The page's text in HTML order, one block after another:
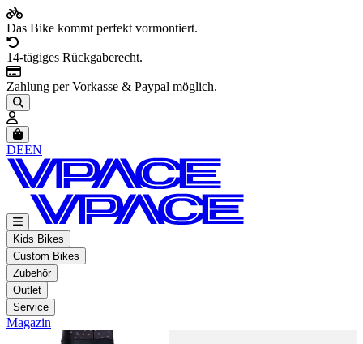
Das Bike kommt perfekt vormontiert.
14-tägiges Rückgaberecht.
Zahlung per Vorkasse & Paypal möglich.
Artikel im Warenkorb, Warenkorb anzeigen
DEEN
Kids Bikes
Custom Bikes
Zubehör
Outlet
Service
Magazin